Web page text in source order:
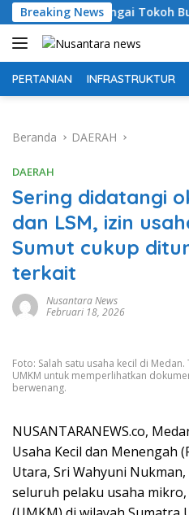
Langsung
ke
konten
Breaking News
Tokoh Budaya Dayak
PERTANIAN INFRASTRUKTUR
Beranda DAERAH
DAERAH
Sering didatangi
dan LSM, izin
Sumut cukup
terkait
Nusantara News
Februari 18, 2026
Foto: Salah satu usaha kecil di
UMKM untuk memperlihatkan
berwenang.
NUSANTARANEWS.co,
Usaha Kecil dan Menengah
Utara, Sri Wahyuni
seluruh pelaku usaha